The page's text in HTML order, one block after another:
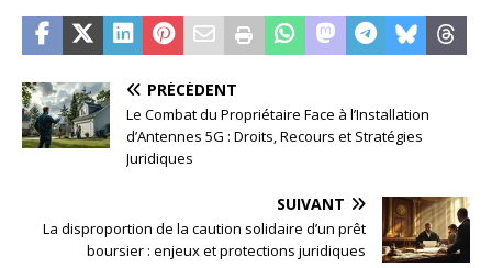
PRÉCÉDENT
Le Combat du Propriétaire Face à l’Installation
d’Antennes 5G : Droits, Recours et Stratégies
Juridiques
SUIVANT
La disproportion de la caution solidaire d’un prêt
boursier : enjeux et protections juridiques